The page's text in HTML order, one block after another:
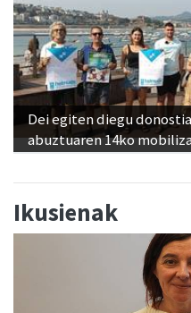
Dei egiten diegu
abuztuaren 14ko
Ikusienak